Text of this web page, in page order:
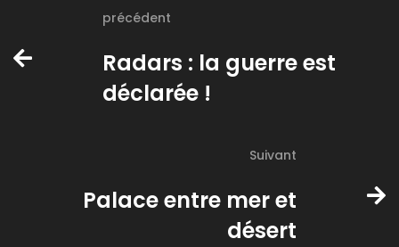
précédent
Radars : la guerre est
déclarée !
Suivant
Palace entre mer et
désert